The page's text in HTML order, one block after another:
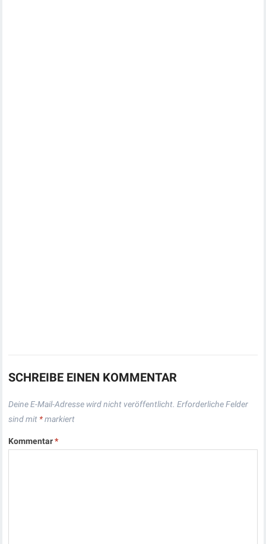
SCHREIBE EINEN KOMMENTAR
Deine E-Mail-Adresse wird nicht veröffentlicht. Erforderliche Felder
sind mit *markiert
Kommentar*